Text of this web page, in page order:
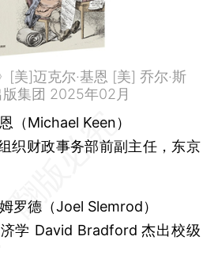
[美]迈克尔·基恩 [美] 乔尔·斯
集团 2025年02月
（Michael Keen）
财政事务部前副主任，东京
罗德（Joel Slemrod）
David Bradford 杰出校级